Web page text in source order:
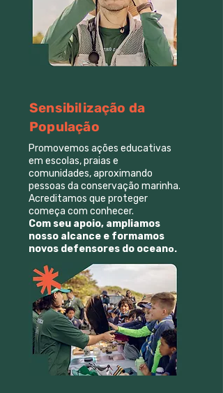
Sensibilização da
População
Promovemos ações educativas
em escolas, praias e
comunidades, aproximando
pessoas da conservação marinha.
Acreditamos que proteger
começa com conhecer.
Com seu apoio, ampliamos
nosso alcance e formamos
novos defensores do oceano.